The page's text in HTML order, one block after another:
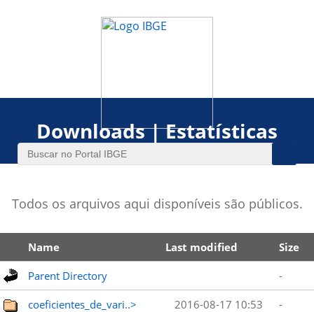
Downloads | Estatísticas
Todos os arquivos aqui disponíveis são públicos.
Name Last modified Size
Parent Directory -
coeficientes_de_vari..> 2016-08-17 10:53 -